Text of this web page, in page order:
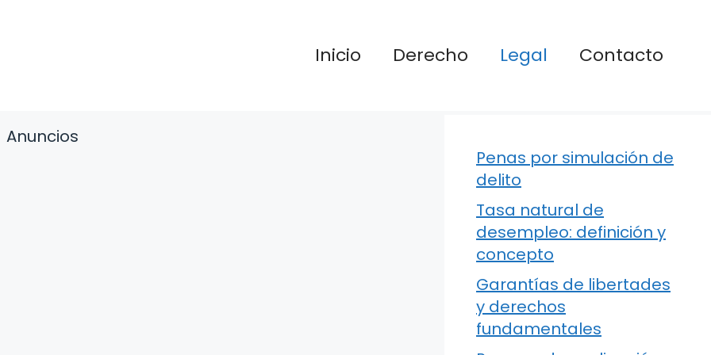
Inicio Derecho Legal Contacto
Anuncios
Penas por simulación de
delito
Tasa natural de
desempleo: definición y
concepto
Garantías de libertades
y derechos
fundamentales